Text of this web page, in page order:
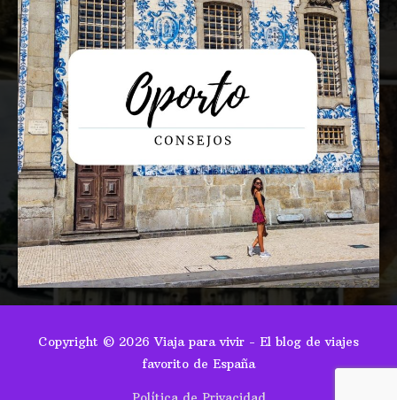
Copyright © 2026Viaja para vivir - El blog de viajes
favorito de España